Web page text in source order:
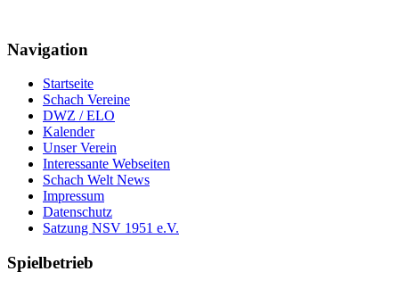
Navigation
Startseite
Schach Vereine
DWZ / ELO
Kalender
Unser Verein
Interessante Webseiten
Schach Welt News
Impressum
Datenschutz
Satzung NSV 1951 e.V.
Spielbetrieb